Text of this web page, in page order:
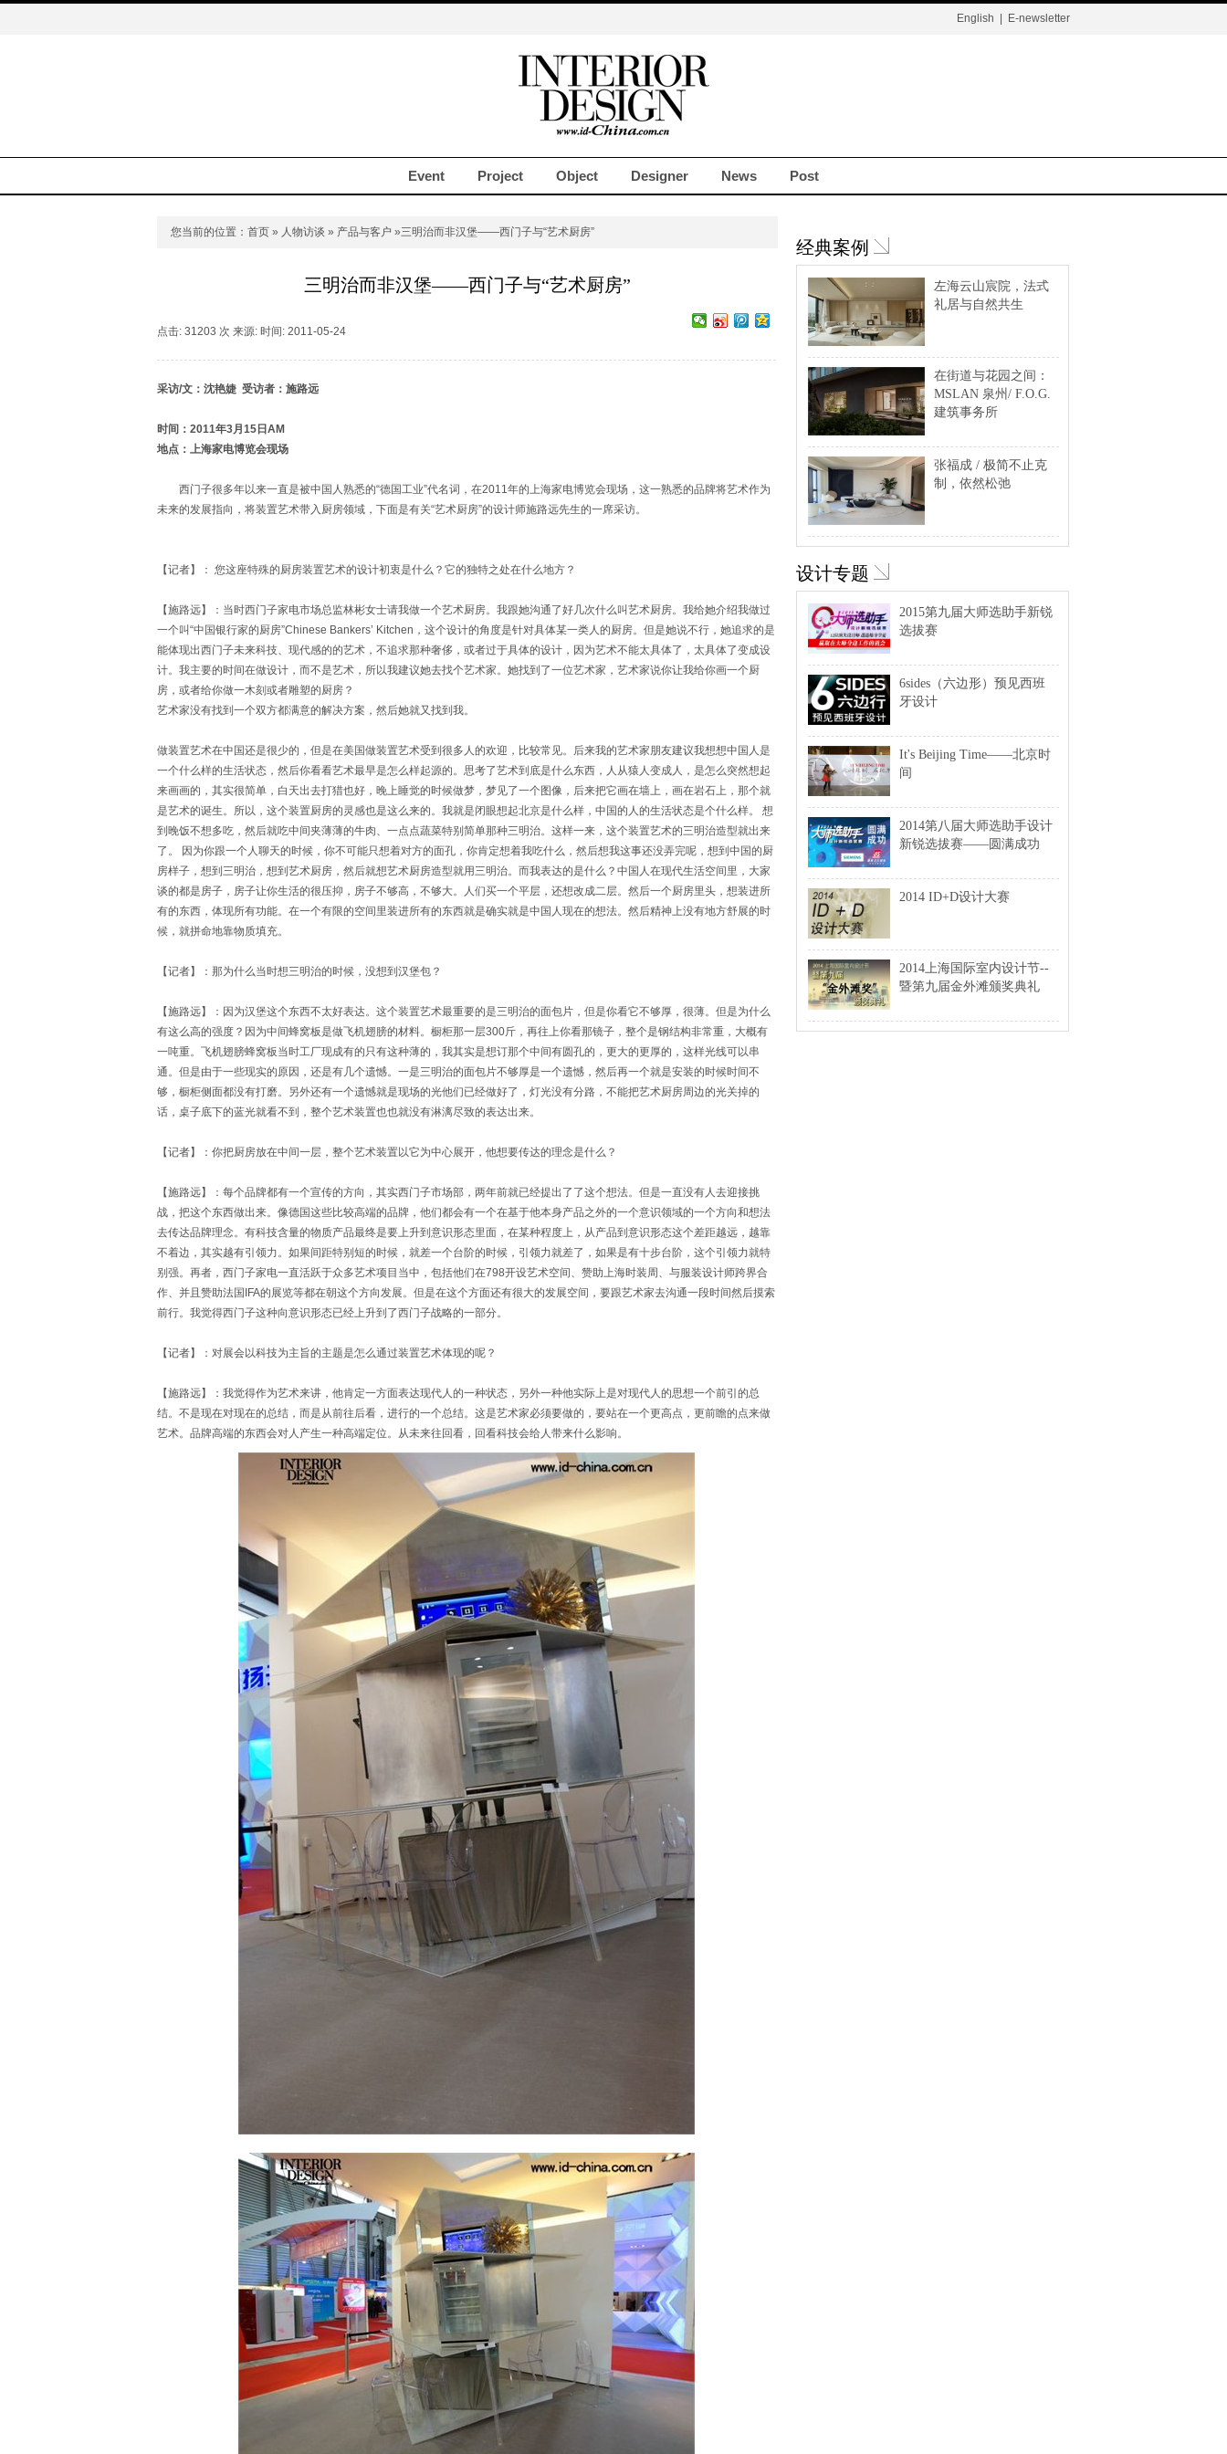
English E-newsletter
Event Project Object Designer News Post
您当前的位置： 首页 » 人物访谈 » 产品与客户 »三明治而非汉堡——西门子与“艺术厨房”
三明治而非汉堡——西门子与“艺术厨房”
点击: 31203 次 来源: 时间: 2011-05-24
采访/文：沈艳婕 受访者：施路远
时间：2011年3月15 日AM
地点：上海家电博览会现场
西门子很多年以来一直是被中国人熟悉的“德国工业”代名词，在2011年的上海家电博览会现场，这一熟悉的品牌将艺术作为
未来的发展指向，将装置艺术带入厨房领域，下面是有关“艺术厨房”的设计师施路远先生的一席采访。
【记者】： 您这座特殊的厨房装置艺术的设计初衷是什么？它的独特之处在什么地方？
【施路远】：当时西门子家电市场总监林彬女士请我做一个艺术厨房。我跟她沟通了好几次什么叫艺术厨房。我给她介绍我做过
一个叫“中国银行家的厨房”Chinese Bankers’ Kitchen，这个设计的角度是针对具体某一类人的厨房。但是她说不行，她追求的是
能体现出西门子未来科技、现代感的的艺术，不追求那种奢侈，或者过于具体的设计，因为艺术不能太具体了，太具体了变成设
计。我主要的时间在做设计，而不是艺术，所以我建议她去找个艺术家。她找到了一位艺术家，艺术家说你让我给你画一个厨
房，或者给你做一木刻或者雕塑的厨房？
艺术家没有找到一个双方都满意的解决方案，然后她就又找到我。
做装置艺术在中国还是很少的，但是在美国做装置艺术受到很多人的欢迎，比较常见。后来我的艺术家朋友建议我想想中国人是
一个什么样的生活状态，然后你看看艺术最早是怎么样起源的。思考了艺术到底是什么东西，人从猿人变成人，是怎么突然想起
来画画的，其实很简单，白天出去打猎也好，晚上睡觉的时候做梦，梦见了一个图像，后来把它画在墙上，画在岩石上，那个就
是艺术的诞生。所以，这个装置厨房的灵感也是这么来的。我就是闭眼想起北京是什么样，中国的人的生活状态是个什么样。 想
到晚饭不想多吃，然后就吃中间夹薄薄的牛肉、一点点蔬菜特别简单那种三明治。这样一来，这个装置艺术的三明治造型就出来
了。 因为你跟一个人聊天的时候，你不可能只想着对方的面孔，你肯定想着我吃什么，然后想我这事还没弄完呢，想到中国的厨
房样子，想到三明治，想到艺术厨房，然后就想艺术厨房造型就用三明治。而我表达的是什么？中国人在现代生活空间里，大家
谈的都是房子，房子让你生活的很压抑，房子不够高，不够大。人们买一个平层，还想改成二层。然后一个厨房里头，想装进所
有的东西，体现所有功能。在一个有限的空间里装进所有的东西就是确实就是中国人现在的想法。然后精神上没有地方舒展的时
候，就拼命地靠物质填充。
【记者】：那为什么当时想三明治的时候，没想到汉堡包？
【施路远】：因为汉堡这个东西不太好表达。这个装置艺术最重要的是三明治的面包片，但是你看它不够厚，很薄。但是为什么
有这么高的强度？因为中间蜂窝板是做飞机翅膀的材料。橱柜那一层300斤，再往上你看那镜子，整个是钢结构非常重，大概有
一吨重。飞机翅膀蜂窝板当时工厂现成有的只有这种薄的，我其实是想订那个中间有圆孔的，更大的更厚的，这样光线可以串
通。但是由于一些现实的原因，还是有几个遗憾。一是三明治的面包片不够厚是一个遗憾，然后再一个就是安装的时候时间不
够，橱柜侧面都没有打磨。另外还有一个遗憾就是现场的光他们已经做好了，灯光没有分路，不能把艺术厨房周边的光关掉的
话，桌子底下的蓝光就看不到，整个艺术装置也也就没有淋漓尽致的表达出来。
【记者】：你把厨房放在中间一层，整个艺术装置以它为中心展开，他想要传达的理念是什么？
【施路远】：每个品牌都有一个宣传的方向，其实西门子市场部，两年前就已经提出了了这个想法。但是一直没有人去迎接挑
战，把这个东西做出来。像德国这些比较高端的品牌，他们都会有一个在基于他本身产品之外的一个意识领域的一个方向和想法
去传达品牌理念。有科技含量的物质产品最终是要上升到意识形态里面，在某种程度上，从产品到意识形态这个差距越远，越靠
不着边，其实越有引领力。如果间距特别短的时候，就差一个台阶的时候，引领力就差了，如果是有十步台阶，这个引领力就特
别强。再者，西门子家电一直活跃于众多艺术项目当中，包括他们在798开设艺术空间、赞助上海时装周、与服装设计师跨界合
作、并且赞助法国IFA的展览等都在朝这个方向发展。但是在这个方面还有很大的发展空间，要跟艺术家去沟通一段时间然后摸索
前行。我觉得西门子这种向意识形态已经上升到了西门子战略的一部分。
【记者】：对展会以科技为主旨的主题是怎么通过装置艺术体现的呢？
【施路远】：我觉得作为艺术来讲，他肯定一方面表达现代人的一种状态，另外一种他实际上是对现代人的思想一个前引的总
结。不是现在对现在的总结，而是从前往后看，进行的一个总结。这是艺术家必须要做的，要站在一个更高点，更前瞻的点来做
艺术。品牌高端的东西会对人产生一种高端定位。从未来往回看，回看科技会给人带来什么影响。
经典案例
左海云山宸院，法式
礼居与自然共生
在街道与花园之间：
MSLAN 泉州/ F.O.G.
建筑事务所
张福成 / 极简不止克
制，依然松弛
设计专题
2015第九届大师选助手新锐
选拔赛
6sides（六边形）预见西班
牙设计
It's Beijing Time——北京时
间
2014第八届大师选助手设计
新锐选拔赛——圆满成功
2014 ID+D设计大赛
2014上海国际室内设计节--
暨第九届金外滩颁奖典礼